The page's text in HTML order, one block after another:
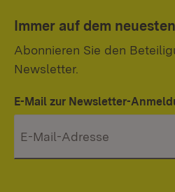
Immer auf dem
Abonnieren Sie den
Newsletter.
E-Mail zur Newsletter-